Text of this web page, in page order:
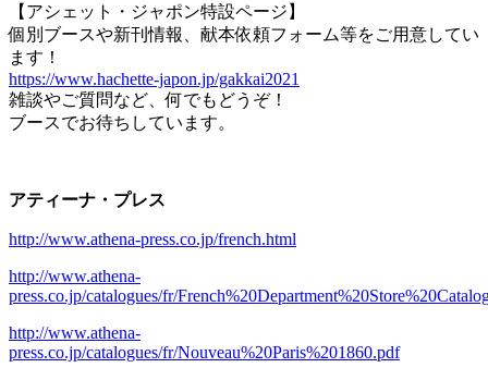
【アシェット・ジャポン特設ページ】
個別ブースや新刊情報、献本依頼フォーム等をご用意してい
ます！
https://www.hachette-japon.jp/gakkai2021
雑談やご質問など、何でもどうぞ！
ブースでお待ちしています。
アティーナ・プレス
http://www.athena-press.co.jp/french.html
http://www.athena-
press.co.jp/catalogues/fr/
http://www.athena-
press.co.jp/catalogues/fr/Nouveau%20Paris%201860.pdf